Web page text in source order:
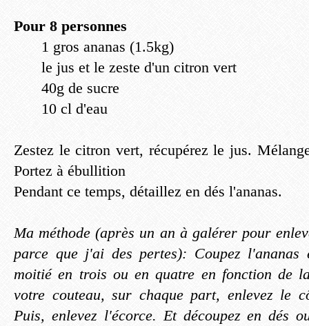
Pour 8 personnes
1 gros ananas (1.5kg)
le jus et le zeste d'un citron vert
40g de sucre
10 cl d'eau
Zestez le citron vert, récupérez le jus.
Portez à ébullition
Pendant ce temps, détaillez en dés l'ananas.
Ma méthode (après un an à galérer pour
parce que j'ai des pertes): Coupez l'ananas
moitié en trois ou en quatre en fonction de
votre couteau, sur chaque part, enlevez le
Puis, enlevez l'écorce. Et découpez en dés